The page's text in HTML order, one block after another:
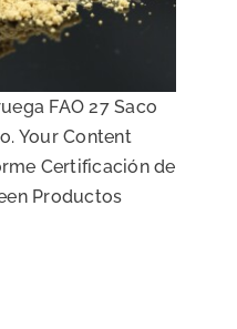
FAO 27 Saco
Your Content
Certificación de
Productos